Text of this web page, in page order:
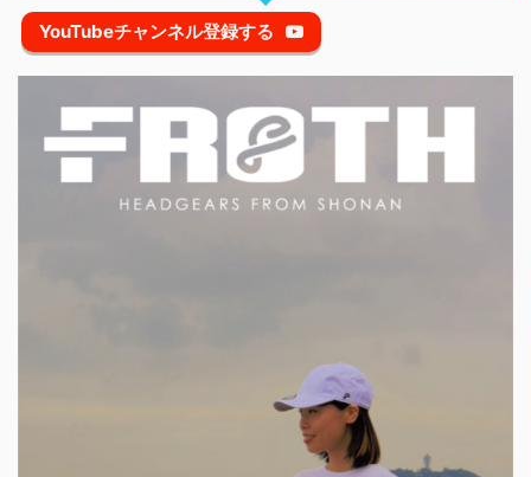
YouTubeチャンネル登録する